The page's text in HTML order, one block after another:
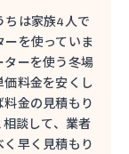
ちは家族4人で
を使っていま
ターを使う冬場
価料金を安くし
金の見積もり
談して、業者
早く見積もり